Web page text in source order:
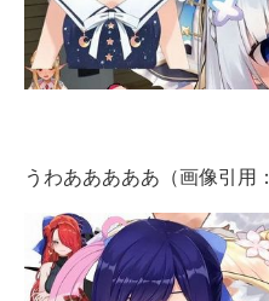
うわあああああ（画像引用：